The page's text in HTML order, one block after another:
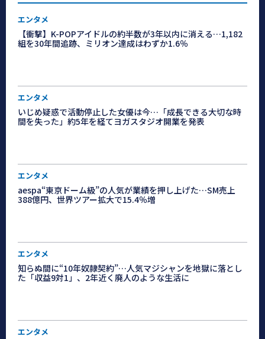
エンタメ
【衝撃】K-POPアイドルの約半数が3年以内に消える…1,182
組を30年間追跡、ミリオン達成はわずか1.6％
エンタメ
いじめ疑惑で活動停止した女優は今…「成長できる大切な時
間を失った」約5年を経てヨガスタジオ開業を発表
エンタメ
aespa“東京ドーム級”の人気が業績を押し上げた…SM売上
388億円、世界ツアー拡大で15.4％増
エンタメ
知らぬ間に“10年奴隷契約”…人気マジシャンを地獄に落とし
た「収益9対1」、2年近く廃人のような生活に
エンタメ